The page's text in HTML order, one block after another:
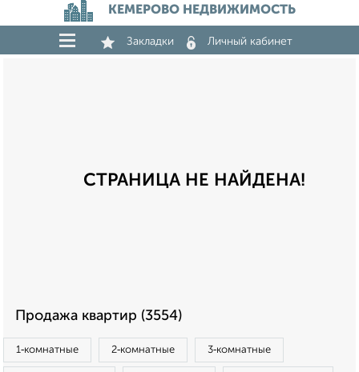
КЕМЕРОВО НЕДВИЖИМОСТЬ
Закладки Личный кабинет
СТРАНИЦА НЕ НАЙДЕНА!
Продажа квартир (3554)
1‑комнатные 2‑комнатные 3‑комнатные